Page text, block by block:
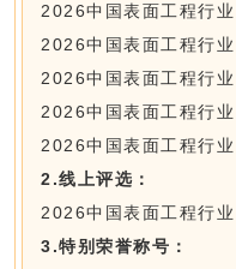
2026中国表面工程行
2026中国表面工程行
2026中国表面工程行
2026中国表面工程行
2026中国表面工程行
2.线上评选 ：
2026中国表面工程行
3.特别荣誉称号：